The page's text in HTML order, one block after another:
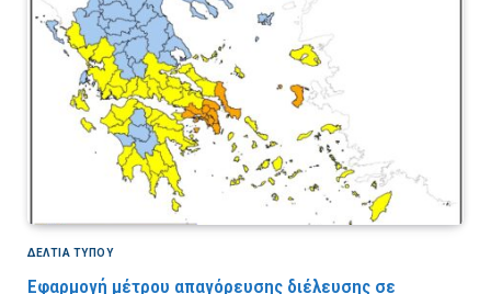
ΔΕΛΤΙΑ ΤΥΠΟΥ
Εφαρμογή μέτρου απαγόρευσης διέλευσης σε